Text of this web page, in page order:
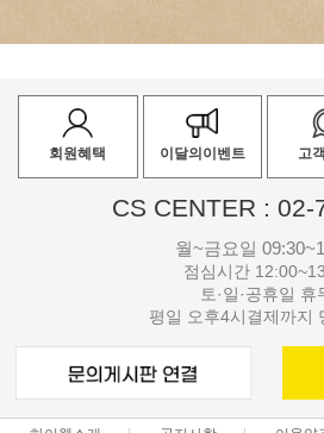
회원혜택 이달의이벤트 고
CS CENTER : 02-
월~금요일
점심시간
토·일·공휴일 휴
평일 오후4시결제까지